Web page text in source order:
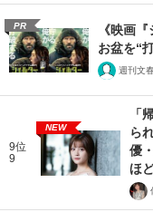
PR
《映画
お盆を“
週刊文
9位
9
NEW
「
ら
優
ほ